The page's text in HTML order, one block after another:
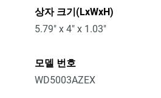
상자 크기(LxWxH)
5.79" x 4" x 1.03"
모델 번호
WD5003AZEX